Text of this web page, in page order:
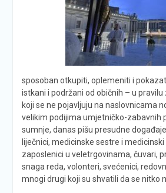
sposoban otkupiti, oplemeniti i
istkani i podržani od običnih – u
koji se ne pojavljuju na naslovnicama
velikim podijima umjetničko-zabavnih
sumnje, danas pišu presudne
liječnici, medicinske sestre i
zaposlenici u veletrgovinama, čuvari,
snaga reda, volonteri, svećenici,
mnogi drugi koji su shvatili da se nitko